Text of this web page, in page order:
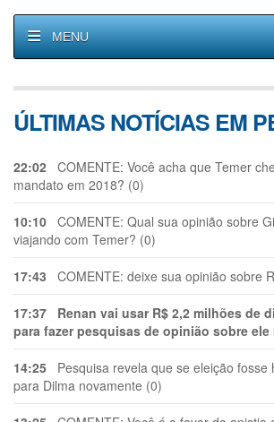
MENU
ÚLTIMAS NOTÍCIAS EM
22:02 COMENTE: Você acha que Temer
mandato em 2018? (0)
10:10 COMENTE: Qual sua opinião sobre
viajando com Temer? (0)
17:43 COMENTE: deixe sua opinião sobre
17:37
Renan vai usar R$ 2,2 milhões de
para fazer pesquisas de opinião sobre ele
14:25 Pesquisa revela que se eleição fosse
para Dilma novamente (0)